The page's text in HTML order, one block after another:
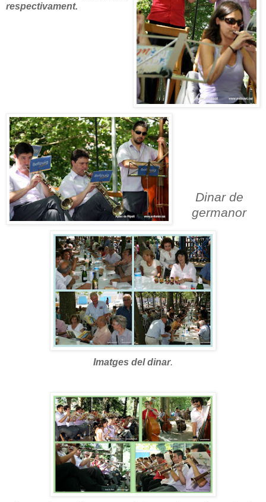
respectivament.
Dinar de
germanor
Imatges del dinar.